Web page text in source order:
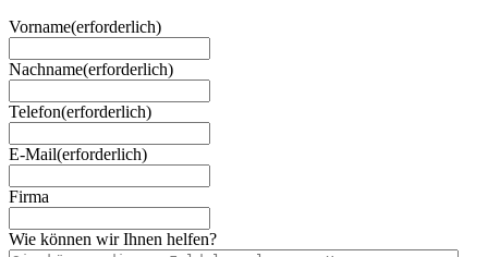
Vorname(erforderlich)
Nachname(erforderlich)
Telefon(erforderlich)
E-Mail(erforderlich)
Firma
Wie können wir Ihnen helfen?